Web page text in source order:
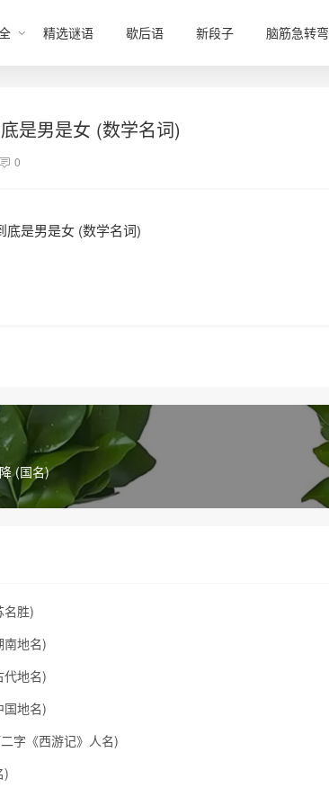
精选谜语 歇后语 新段子 脑筋急转弯
是男是女 (数学名词)
0
底是男是女 (数学名词)
(国名)
名胜)
南地名)
代地名)
国地名)
字《西游记》人名)
)